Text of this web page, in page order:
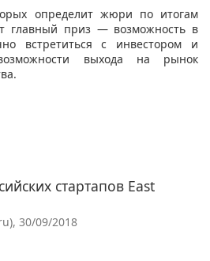
определит жюри по итогам
главный приз — возможность в
встретиться с инвестором и
выхода на рынок
стартапов East
30/09/2018